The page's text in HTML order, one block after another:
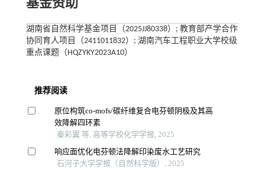
基金资助
湖南省自然科学基金项目（2025JJ80338）; 教育部产学合作
协同育人项目（2411011832）; 湖南汽车工程职业大学校级
重点课题（HQZYKY2023A10）